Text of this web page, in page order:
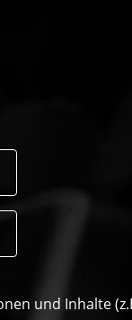
und Inhalte